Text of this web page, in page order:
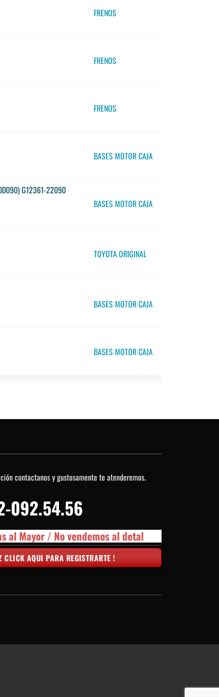
FRENOS
FRENOS
FRENOS
BASES MOTOR CAJA
G12361-22090
BASES MOTOR CAJA
TOYOTA ORIGINAL
BASES MOTOR CAJA
BASES MOTOR CAJA
contactanos y gustosamente te atenderemos.
092.54.56
al Mayor / No vendemos al detal
CLICK AQUI PARA REGISTRARTE !